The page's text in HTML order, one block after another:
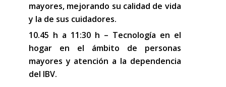
mayores, mejorando su calidad de vida
y la de sus cuidadores.
10.45 h a 11:30 h – Tecnología en el
hogar en el ámbito de personas
mayores y atención a la dependencia
del IBV.